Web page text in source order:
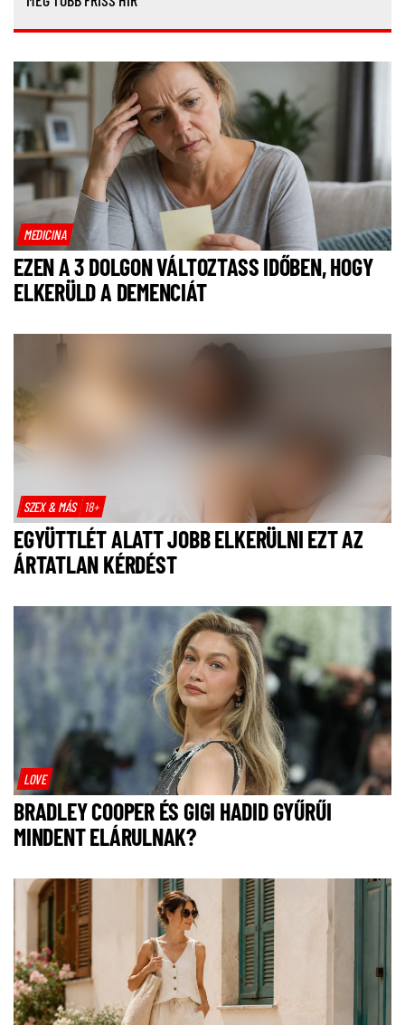
MEDICINA
EZEN A 3 DOLGON VÁLTOZTASS IDŐBEN, HOGY
ELKERÜLD A DEMENCIÁT
SZEX & MÁS 18+
EGYÜTTLÉT ALATT JOBB ELKERÜLNI EZT AZ
ÁRTATLAN KÉRDÉST
LOVE
BRADLEY COOPER ÉS GIGI HADID GYŰRŰI
MINDENT ELÁRULNAK?